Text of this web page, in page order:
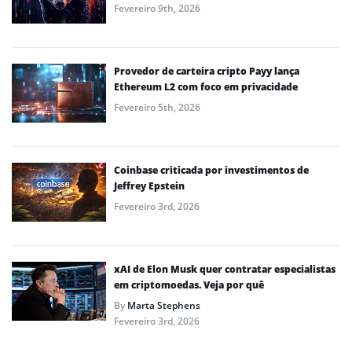
Fevereiro 9th, 2026
Provedor de carteira cripto Payy lança
Ethereum L2 com foco em privacidade
Fevereiro 5th, 2026
Coinbase criticada por investimentos de
Jeffrey Epstein
Fevereiro 3rd, 2026
xAI de Elon Musk quer contratar especialistas
em criptomoedas. Veja por quê
ByMarta Stephens
Fevereiro 3rd, 2026